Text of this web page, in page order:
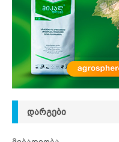
ᲓᲐᲠᲒᲔᲑᲘ